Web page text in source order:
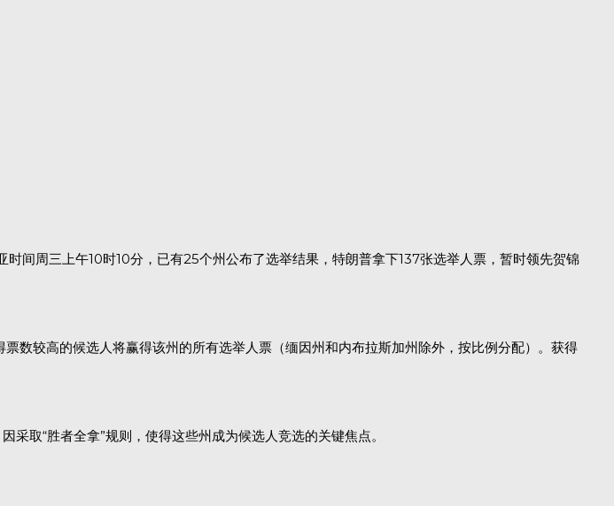
间周三上午10时10分，已有25个州公布了选举结果，特朗普拿下137张选举人票，暂时领先贺锦
数较高的候选人将赢得该州的所有选举人票（缅因州和内布拉斯加州除外，按比例分配）。获得
取“胜者全拿”规则，使得这些州成为候选人竞选的关键焦点。